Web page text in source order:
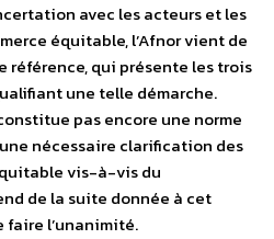
avec les acteurs et les
équitable, l’Afnor vient de
référence, qui présente les trois
une telle démarche.
pas encore une norme
nécessaire clarification des
vis-à-vis du
de la suite donnée à cet
faire l’unanimité.